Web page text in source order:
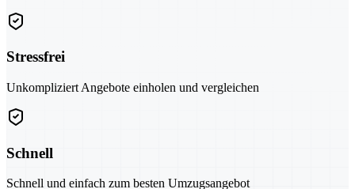
Stressfrei
Unkompliziert Angebote einholen und vergleichen
Schnell
Schnell und einfach zum besten Umzugsangebot